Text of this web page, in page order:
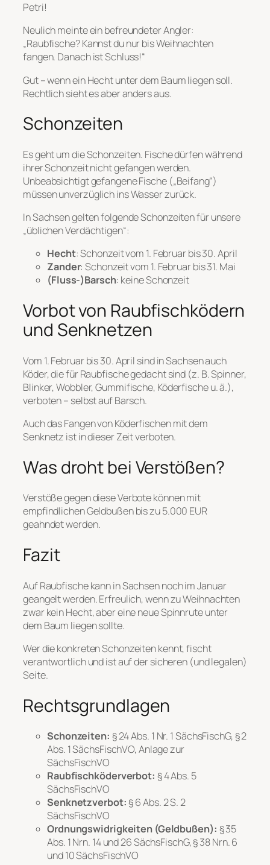
Petri!
Neulich meinte ein befreundeter Angler:
„Raubfische? Kannst du nur bis Weihnachten
fangen. Danach ist Schluss!“
Gut – wenn ein Hecht unter dem Baum liegen soll.
Rechtlich sieht es aber anders aus.
Schonzeiten
Es geht um die Schonzeiten. Fische dürfen während
ihrer Schonzeit nicht gefangen werden.
Unbeabsichtigt gefangene Fische („Beifang“)
müssen unverzüglich ins Wasser zurück.
In Sachsen gelten folgende Schonzeiten für unsere
„üblichen Verdächtigen“:
Hecht: Schonzeit vom 1. Februar bis 30. April
Zander: Schonzeit vom 1. Februar bis 31. Mai
(Fluss-)Barsch: keine Schonzeit
Vorbot von Raubfischködern
und Senknetzen
Vom 1. Februar bis 30. April sind in Sachsen auch
Köder, die für Raubfische gedacht sind (z. B. Spinner,
Blinker, Wobbler, Gummifische, Köderfische u. ä.),
verboten – selbst auf Barsch.
Auch das Fangen von Köderfischen mit dem
Senknetz ist in dieser Zeit verboten.
Was droht bei Verstößen?
Verstöße gegen diese Verbote können mit
empfindlichen Geldbußen bis zu 5.000 EUR
geahndet werden.
Fazit
Auf Raubfische kann in Sachsen noch im Januar
geangelt werden. Erfreulich, wenn zu Weihnachten
zwar kein Hecht, aber eine neue Spinnrute unter
dem Baum liegen sollte.
Wer die konkreten Schonzeiten kennt, fischt
verantwortlich und ist auf der sicheren (und legalen)
Seite.
Rechtsgrundlagen
Schonzeiten: § 24 Abs. 1 Nr. 1 SächsFischG, § 2
Abs. 1 SächsFischVO, Anlage zur
SächsFischVO
Raubfischköderverbot: § 4 Abs. 5
SächsFischVO
Senknetzverbot:§ 6 Abs. 2 S. 2
SächsFischVO
Ordnungswidrigkeiten (Geldbußen): § 35
Abs. 1 Nrn. 14 und 26 SächsFischG, § 38 Nrn. 6
und 10 SächsFischVO